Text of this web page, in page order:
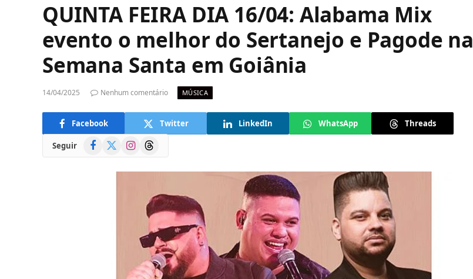
QUINTA FEIRA DIA 16/04: Alabama Mix
evento o melhor do Sertanejo e Pagode na
Semana Santa em Goiânia
14/04/2025 Nenhum comentário MÚSICA
Facebook Twitter LinkedIn WhatsApp Threads
Seguir Facebook
(Twitter)
InstagramThreads